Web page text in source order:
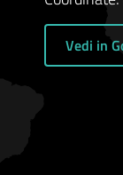
Vedi in